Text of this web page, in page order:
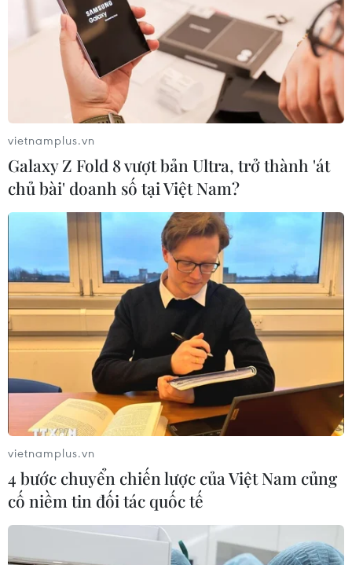
Mỹ đặt thành phố Philadelphia trong tình
trạng giới nghiêm
29/10/2020 00:41
Lệnh giới nghiêm trên phạm vi toàn thành phố
Philadelphia sẽ kéo dài từ 21 giờ ngày 28/10 (giờ địa
phương - tức 8 giờ ngày 29/10 giờ Việt Nam) đến 6 giờ
vietnamplus.vn
Galaxy Z Fold 8 vượt bản Ultra, trở thành 'át
chủ bài' doanh số tại Việt Nam?
vietnamplus.vn
4 bước chuyển chiến lược của Việt Nam củng
cố niềm tin đối tác quốc tế